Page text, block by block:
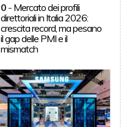
0 - Mercato dei profili
direttoriali in Italia 2026:
crescita record, ma pesano
il gap delle PMI e il
mismatch